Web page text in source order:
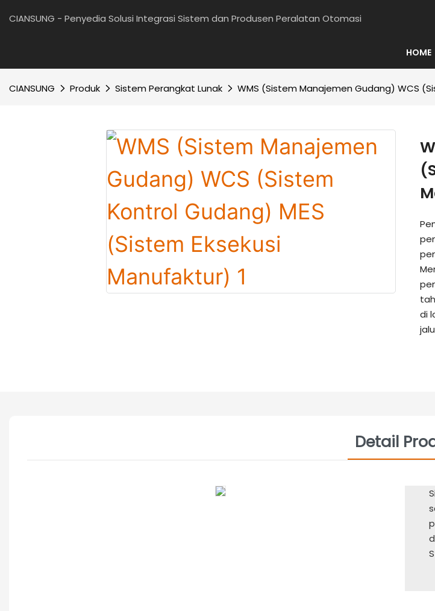
CIANSUNG - Penyedia Solusi Integrasi Sistem dan Produsen Peralatan Otomasi
HOME
CIANSUNG Produk Sistem Perangkat Lunak WMS (Sistem Manajemen Gudang) WCS
di
Detail